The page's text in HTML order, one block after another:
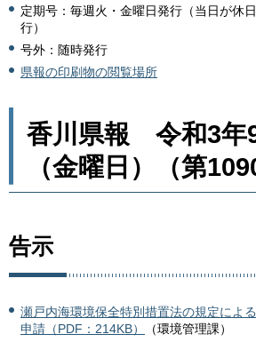
定期号：毎週火・金曜日発行（当日が休
行）
号外：随時発行
県報の印刷物の閲覧場所
香川県報 令和3年
（金曜日）（第
告示
瀬戸内海環境保全特別措置法の規定によ
申請（PDF：214KB）
（環境管理課）